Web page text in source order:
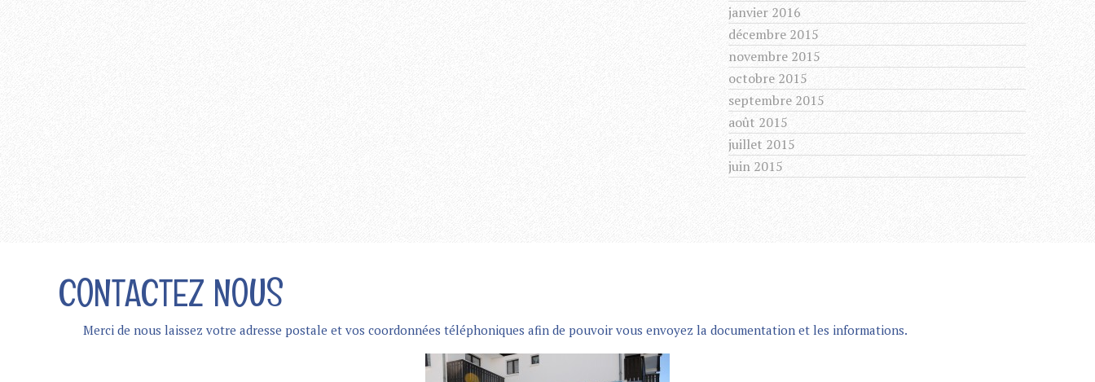
janvier 2016
décembre 2015
novembre 2015
octobre 2015
septembre 2015
août 2015
juillet 2015
juin 2015
CONTACTEZ NOUS
Merci de nous laissez votre adresse postale et vos coordonnées téléphoniques afin de pouvoir vous envoyez la documentation et les informations.